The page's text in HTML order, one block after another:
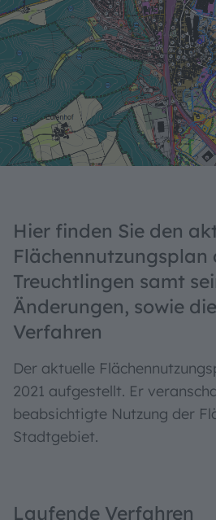
Hier finden Sie den
Flächennutzungsplan
Treuchtlingen samt
Änderungen, sowie
Verfahren
Der aktuelle
2021 aufgestellt. Er
beabsichtigte Nutzung der
Stadtgebiet.
Laufende Verfahren